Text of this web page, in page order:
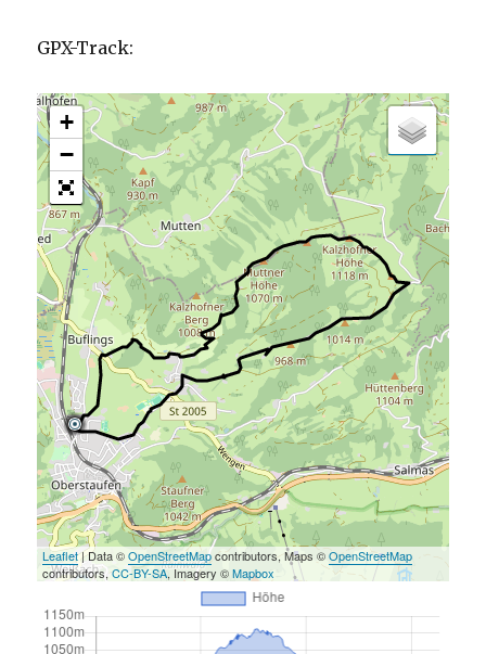
GPX-Track:
+
−
Leaflet| Data ©OpenStreetMapcontributors, Maps ©OpenStreetMap
contributors,CC-BY-SA, Imagery ©Mapbox